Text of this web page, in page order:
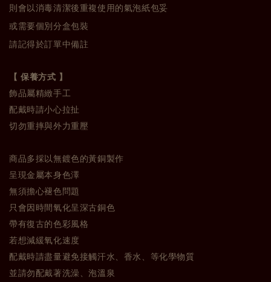
則會以消毒清潔後重複使用的氣泡紙包妥
或需要個別分盒包裝
請記得於訂單中備註
【 保養方式 】
飾品屬精緻手工
配戴時請小心拉扯
切勿重摔與外力重壓
商品多採以無鍍色的黃銅製作
呈現金屬本身色澤
無須擔心褪色問題
只會因時間氧化呈深古銅色
帶有復古的色彩風格
若想減緩氧化速度
配戴時請盡量避免接觸汗水、香水、等化學物質
並請勿配戴著洗澡、泡溫泉